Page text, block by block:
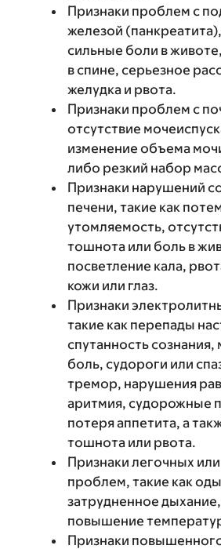
Признаки проблем с
железой
сильные боли в
в спине, серьезное
желудка и рвота.
Признаки проблем с
отсутствие
изменение объема
либо резкий набор
Признаки нарушений
печени, такие как
утомляемость,
тошнота или боль в
посветление кала,
кожи или глаз.
Признаки
такие как перепады
спутанность
боль, судороги или
тремор, нарушения
аритмия, судорожные
потеря аппетита, а
тошнота или рвота.
Признаки легочных
проблем, такие как
затрудненное
повышение
Признаки